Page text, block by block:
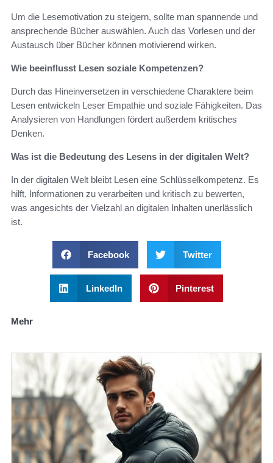
Um die Lesemotivation zu steigern, sollte man spannende und
ansprechende Bücher auswählen. Auch das Vorlesen und der
Austausch über Bücher können motivierend wirken.
Wie beeinflusst Lesen soziale Kompetenzen?
Durch das Hineinversetzen in verschiedene Charaktere beim
Lesen entwickeln Leser Empathie und soziale Fähigkeiten. Das
Analysieren von Handlungen fördert außerdem kritisches
Denken.
Was ist die Bedeutung des Lesens in der digitalen Welt?
In der digitalen Welt bleibt Lesen eine Schlüsselkompetenz. Es
hilft, Informationen zu verarbeiten und kritisch zu bewerten,
was angesichts der Vielzahl an digitalen Inhalten unerlässlich
ist.
Facebook Twitter
LinkedIn Pinterest
Mehr